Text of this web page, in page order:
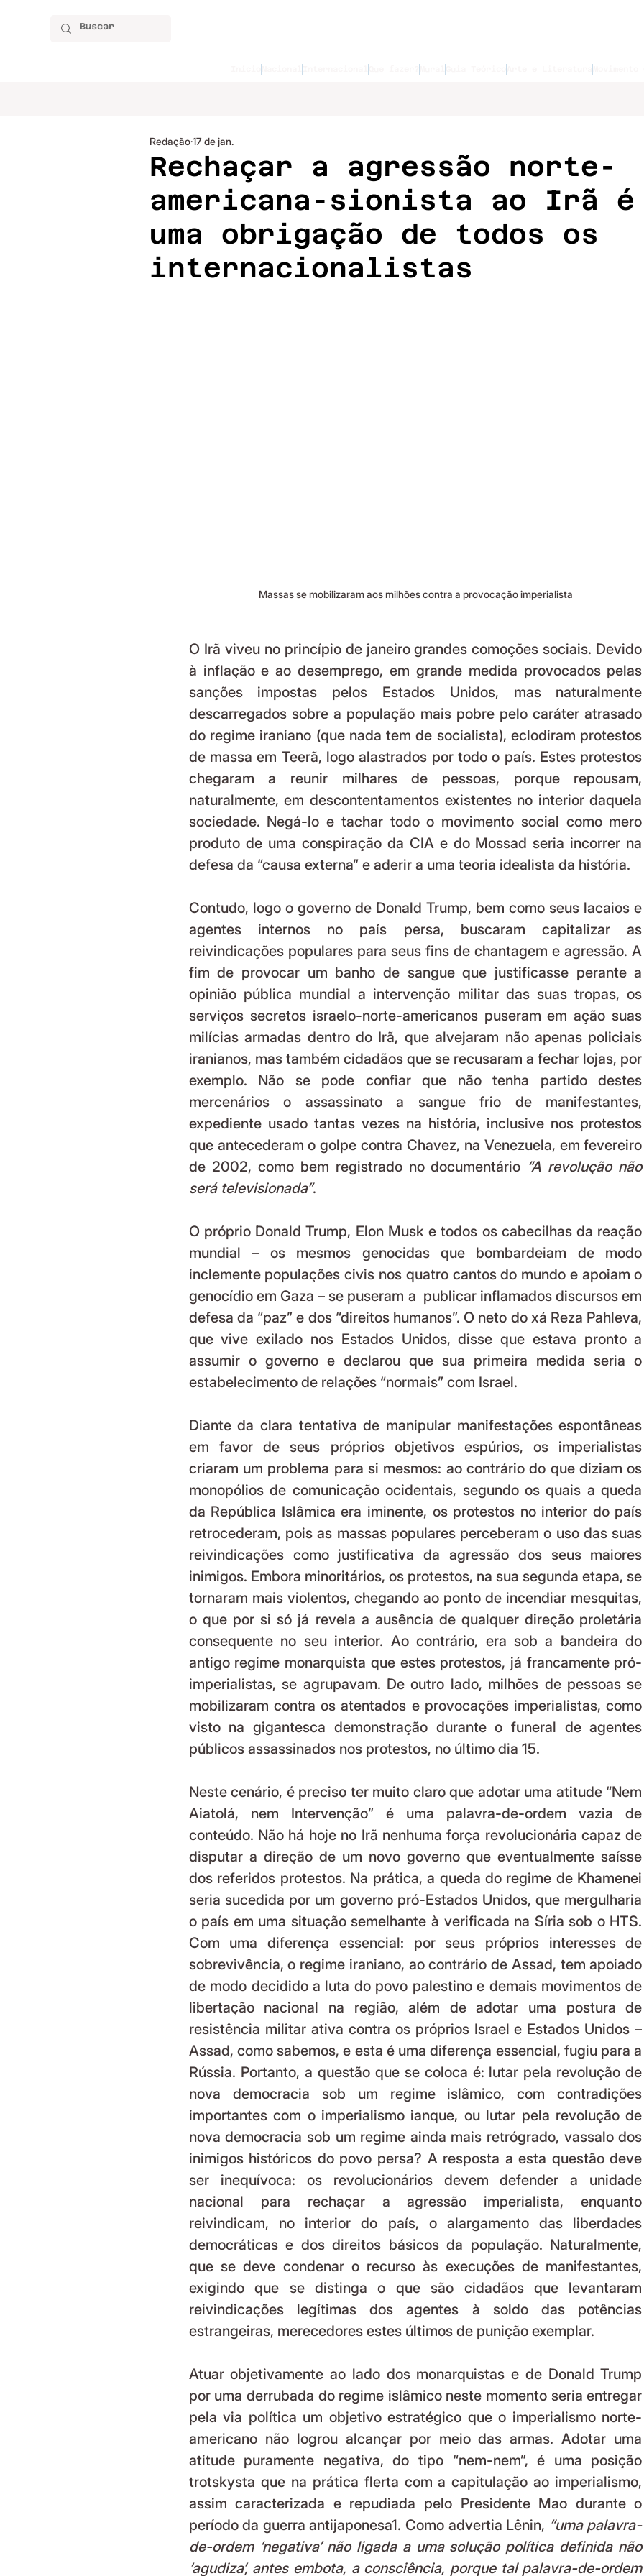
Rechaçar a agressão norte-
americana-sionista ao Irã é
uma obrigação de todos os
internacionalistas
Redação17 de jan.
Massas se mobilizaram aos milhões contra a provocação imperialista
O Irã viveu no princípio de janeiro grandes comoções sociais. Devido
à inflação e ao desemprego, em grande medida provocados pelas
sanções impostas pelos Estados Unidos, mas naturalmente
descarregados sobre a população mais pobre pelo caráter atrasado
do regime iraniano (que nada tem de socialista), eclodiram protestos
de massa em Teerã, logo alastrados por todo o país. Estes protestos
chegaram a reunir milhares de pessoas, porque repousam,
naturalmente, em descontentamentos existentes no interior daquela
sociedade. Negá-lo e tachar todo o movimento social como mero
produto de uma conspiração da CIA e do Mossad seria incorrer na
defesa da “causa externa” e aderir a uma teoria idealista da história.
Contudo, logo o governo de Donald Trump, bem como seus lacaios e
agentes internos no país persa, buscaram capitalizar as
reivindicações populares para seus fins de chantagem e agressão. A
fim de provocar um banho de sangue que justificasse perante a
opinião pública mundial a intervenção militar das suas tropas, os
serviços secretos israelo-norte-americanos puseram em ação suas
milícias armadas dentro do Irã, que alvejaram não apenas policiais
iranianos, mas também cidadãos que se recusaram a fechar lojas, por
exemplo. Não se pode confiar que não tenha partido destes
mercenários o assassinato a sangue frio de manifestantes,
expediente usado tantas vezes na história, inclusive nos protestos
que antecederam o golpe contra Chavez, na Venezuela, em fevereiro
de 2002, como bem registrado no documentário “A revolução não
será televisionada”.
O próprio Donald Trump, Elon Musk e todos os cabecilhas da reação
mundial – os mesmos genocidas que bombardeiam de modo
inclemente populações civis nos quatro cantos do mundo e apoiam o
genocídio em Gaza – se puseram a  publicar inflamados discursos em
defesa da “paz” e dos “direitos humanos”. O neto do xá Reza Pahleva,
que vive exilado nos Estados Unidos, disse que estava pronto a
assumir o governo e declarou que sua primeira medida seria o
estabelecimento de relações “normais” com Israel.
Diante da clara tentativa de manipular manifestações espontâneas
em favor de seus próprios objetivos espúrios, os imperialistas
criaram um problema para si mesmos: ao contrário do que diziam os
monopólios de comunicação ocidentais, segundo os quais a queda
da República Islâmica era iminente, os protestos no interior do país
retrocederam, pois as massas populares perceberam o uso das suas
reivindicações como justificativa da agressão dos seus maiores
inimigos. Embora minoritários, os protestos, na sua segunda etapa, se
tornaram mais violentos, chegando ao ponto de incendiar mesquitas,
o que por si só já revela a ausência de qualquer direção proletária
consequente no seu interior. Ao contrário, era sob a bandeira do
antigo regime monarquista que estes protestos, já francamente pró-
imperialistas, se agrupavam. De outro lado, milhões de pessoas se
mobilizaram contra os atentados e provocações imperialistas, como
visto na gigantesca demonstração durante o funeral de agentes
públicos assassinados nos protestos, no último dia 15.
Neste cenário, é preciso ter muito claro que adotar uma atitude “Nem
Aiatolá, nem Intervenção” é uma palavra-de-ordem vazia de
conteúdo. Não há hoje no Irã nenhuma força revolucionária capaz de
disputar a direção de um novo governo que eventualmente saísse
dos referidos protestos. Na prática, a queda do regime de Khamenei
seria sucedida por um governo pró-Estados Unidos, que mergulharia
o país em uma situação semelhante à verificada na Síria sob o HTS.
Com uma diferença essencial: por seus próprios interesses de
sobrevivência, o regime iraniano, ao contrário de Assad, tem apoiado
de modo decidido a luta do povo palestino e demais movimentos de
libertação nacional na região, além de adotar uma postura de
resistência militar ativa contra os próprios Israel e Estados Unidos –
Assad, como sabemos, e esta é uma diferença essencial, fugiu para a
Rússia. Portanto, a questão que se coloca é: lutar pela revolução de
nova democracia sob um regime islâmico, com contradições
importantes com o imperialismo ianque, ou lutar pela revolução de
nova democracia sob um regime ainda mais retrógrado, vassalo dos
inimigos históricos do povo persa? A resposta a esta questão deve
ser inequívoca: os revolucionários devem defender a unidade
nacional para rechaçar a agressão imperialista, enquanto
reivindicam, no interior do país, o alargamento das liberdades
democráticas e dos direitos básicos da população. Naturalmente,
que se deve condenar o recurso às execuções de manifestantes,
exigindo que se distinga o que são cidadãos que levantaram
reivindicações legítimas dos agentes à soldo das potências
estrangeiras, merecedores estes últimos de punição exemplar.
Atuar objetivamente ao lado dos monarquistas e de Donald Trump
por uma derrubada do regime islâmico neste momento seria entregar
pela via política um objetivo estratégico que o imperialismo norte-
americano não logrou alcançar por meio das armas. Adotar uma
atitude puramente negativa, do tipo “nem-nem”, é uma posição
trotskysta que na prática flerta com a capitulação ao imperialismo,
assim caracterizada e repudiada pelo Presidente Mao durante o
período da guerra antijaponesa1. Como advertia Lênin, “uma palavra-
de-ordem ‘negativa’ não ligada a uma solução política definida não
‘agudiza’, antes embota, a consciência, porque tal palavra-de-ordem